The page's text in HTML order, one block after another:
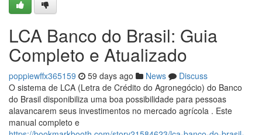
LCA Banco do Brasil: Guia
Completo e Atualizado
poppiewffx365159 59 days ago News
Discuss
O sistema de LCA (Letra de Crédito do Agronegócio) do Banco
do Brasil disponibiliza uma boa possibilidade para pessoas
alavancarem seus investimentos no mercado agrícola . Este
manual completo e